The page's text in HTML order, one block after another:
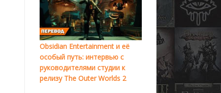
Obsidian Entertainment и её
особый путь: интервью с
руководителями студии к
релизу The Outer Worlds 2